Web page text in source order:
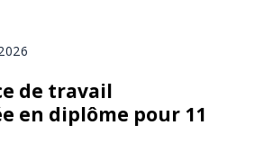
de travail
en diplôme pour 11